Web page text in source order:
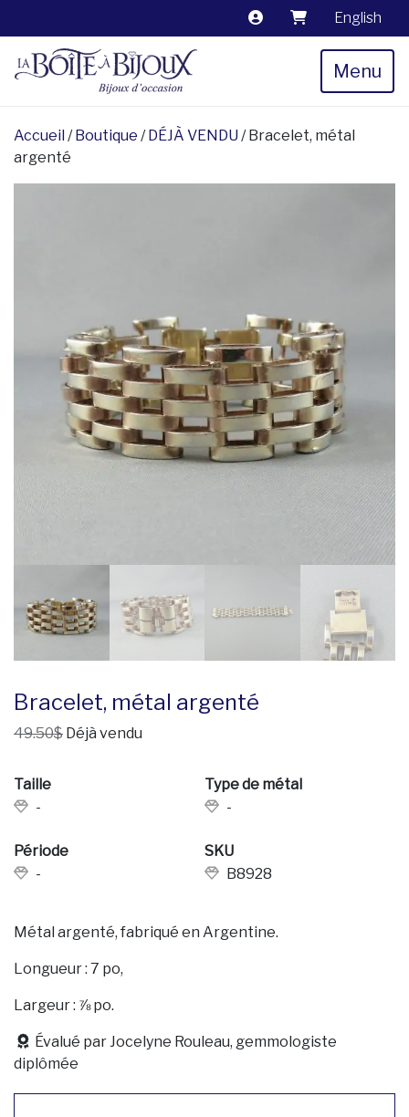
English
Menu
Accueil /Boutique /DÉJÀ VENDU / Bracelet, métal
argenté
Bracelet, métal argenté
49.50$ Déjà vendu
Taille
-
Type de métal
-
Période
-
SKU
B8928
Métal argenté, fabriqué en Argentine.
Longueur : 7 po,
Largeur : ⅞ po.
Évalué par Jocelyne Rouleau, gemmologiste
diplômée